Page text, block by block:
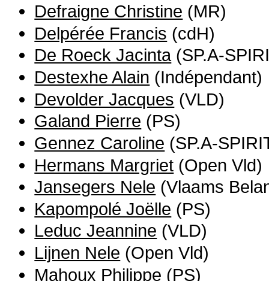
Defraigne Christine (MR)
Delpérée Francis (cdH)
De Roeck Jacinta(SP.A-
Destexhe Alain (Indépendant)
Devolder Jacques (VLD)
Galand Pierre (PS)
Gennez Caroline (SP.A-
Hermans Margriet (Open Vld)
Jansegers Nele (Vlaams
Kapompolé Joëlle (PS)
Leduc Jeannine (VLD)
Lijnen Nele (Open Vld)
Mahoux Philippe (PS)